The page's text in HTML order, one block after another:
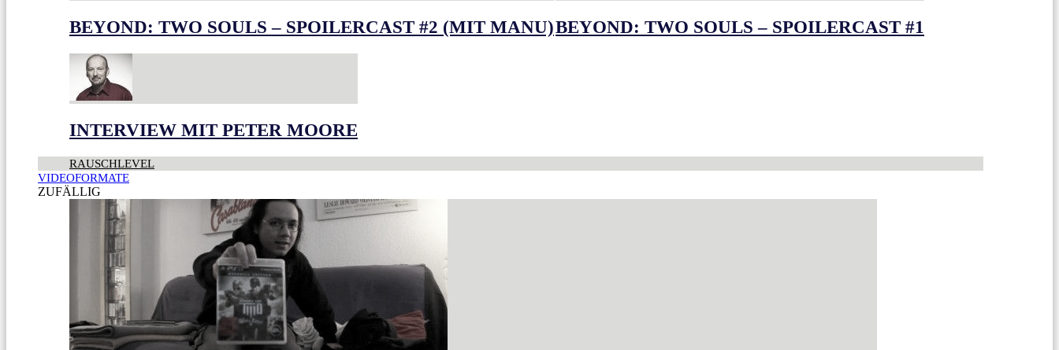
BEYOND: TWO SOULS – SPOILERCAST #2 (MIT MANU)BEYOND: TWO SOULS – SPOILERCAST #1
INTERVIEW MIT PETER MOORE
RAUSCHLEVEL
VIDEOFORMATE
ZUFÄLLIG